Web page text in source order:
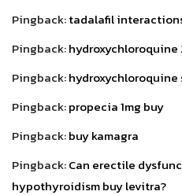
Pingback:tadalafil
Pingback:hydroxychloroquine
Pingback:
Pingback:propecia 1mg buy
Pingback:buy kamagra
Pingback:Can erectile
hypothyroidism buy levitra?